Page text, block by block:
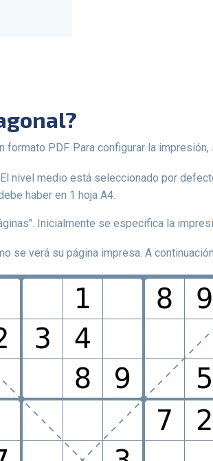
formato PDF. Para configurar la
nivel medio está seleccionado por
haber en 1 hoja A4.
Inicialmente se especifica la
se verá su página impresa. A